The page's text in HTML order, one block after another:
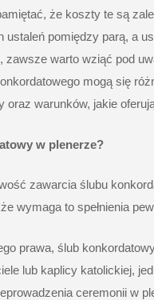
że koszty te są
ustaleń pomiędzy parą, a
zawsze warto wziąć pod
mogą się
oraz warunków, jakie
w plenerze?
zawarcia ślubu
wymaga to spełnienia
prawa, ślub
lub kaplicy katolickiej,
ceremonii w